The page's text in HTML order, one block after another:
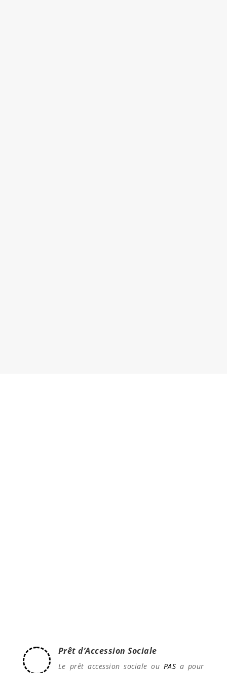
Prêt d’Accession Sociale
Le prêt accession sociale ou PAS a pour